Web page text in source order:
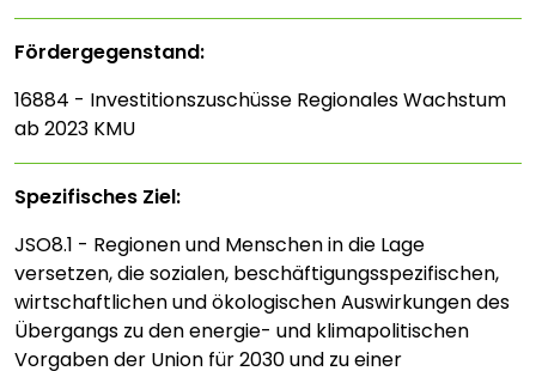
Fördergegenstand:
16884 - Investitionszuschüsse Regionales Wachstum
ab 2023 KMU
Spezifisches Ziel:
JSO8.1 - Regionen und Menschen in die Lage
versetzen, die sozialen, beschäftigungsspezifischen,
wirtschaftlichen und ökologischen Auswirkungen des
Übergangs zu den energie- und klimapolitischen
Vorgaben der Union für 2030 und zu einer